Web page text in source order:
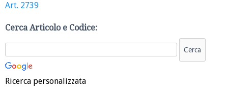
Art. 2739
Cerca Articolo e Codice:
Ricerca personalizzata